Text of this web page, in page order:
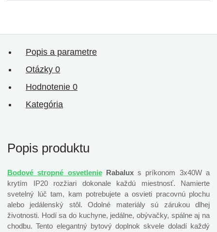
Popis a parametre
Otázky 0
Hodnotenie 0
Kategória
Popis produktu
Bodové stropné osvetlenieRabaluxs príkonom 3x40W a
krytím IP20 rozžiari dokonale každú miestnosť. Namierte
svetelný lúč tam, kam potrebujete a osvieti pracovnú plochu
alebo jedálenský stôl. Odolné materiály sú zárukou dlhej
životnosti. Hodí sa do kuchyne, jedálne, obývačky, spálne aj na
chodbu. Tento elegantný bytový doplnok skvele doladí každý